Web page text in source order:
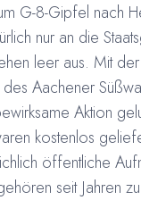
G-8-Gipfel nach
nur an die
leer aus. Mit
Aachener
Aktion
kostenlos
öffentliche
seit Jahren